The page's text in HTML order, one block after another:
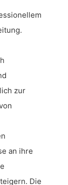
zur
an ihre
Die